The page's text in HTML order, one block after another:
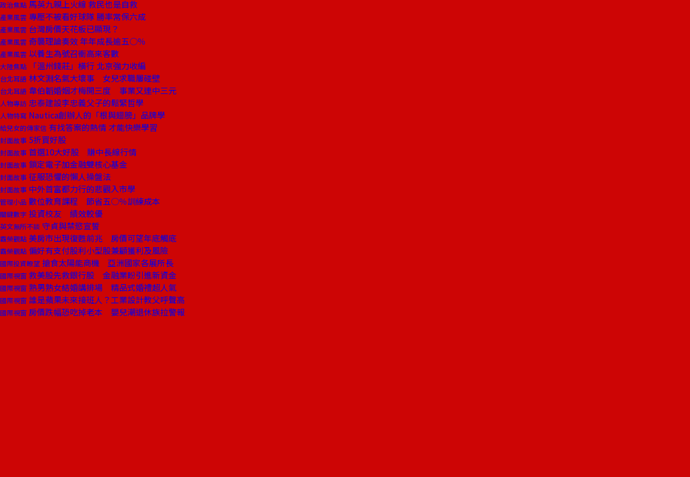
政治焦點 馬英九親上火線 救民也是自救
產業風雲 專壓不被看好球隊 勝率常保六成
產業風雲 台灣房價天花板已顯現？
產業風雲 奇襲理論奏效 年年成長逾五○％
產業風雲 以養生為號召衝高來客數
大陸焦點 「溫州錢莊」橫行 北京強力收編
台北耳語 林文淵名氣大壞事 女兒求職屢碰壁
台北耳語 韋伯韜婚姻才梅開三度 事業又連中三元
人物專訪 忠泰建設李忠義父子的鬆緊哲學
人物特寫 Nautica創辦人的「根與翅膀」品牌學
給兒女的傳家信 有找答案的熱情 才能快樂學習
封面故事 5折買好股
封面故事 首選10大好股 賺中長線行情
封面故事 鎖定電子加金融雙核心基金
封面故事 征服恐懼的懶人操盤法
封面故事 中外首富都力行的悲觀入市學
管理小品 數位教育課程 節省五○％訓練成本
關鍵數字 投資校友 績效較優
英文無所不談 守貞與禁慾宣誓
霸榮觀點 美房市出現復甦前兆 房價可望年底觸底
霸榮觀點 偏好有支付股利小型股兼顧獲利及風險
國際投資瞭望 搶食太陽能商機 亞洲國家各展所長
國際視窗 救美股先救銀行股 金融業盼引進新資金
國際視窗 熟男熟女結婚講排場 精品式婚禮超人氣
國際視窗 誰是蘋果未來接班人？工業設計教父呼聲高
國際視窗 房價跌幅恐吃掉老本 嬰兒潮退休族拉警報